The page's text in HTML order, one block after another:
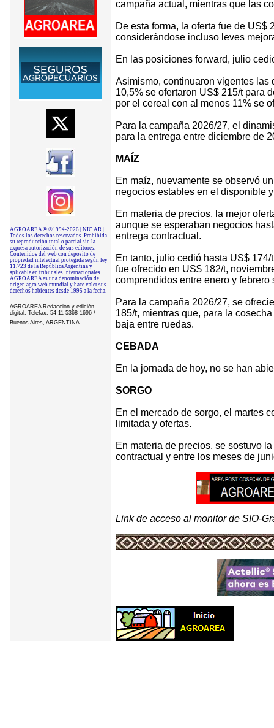
AGROAREA ® ©1994-2026 | NIC.AR |
Todos los derechos reservados. Prohibida
su reproducción total o parcial sin la
expresa autorización de sus editores.
Contenidos del web con deposito de
propiedad intelectual protegida según ley
11.723 de la República Argentina y
aplicable en tribunales Internacionales.
AGROAREA es una denominación de
origen agro web mundial y hace valer sus
derechos habientes desde 1995 a la fecha.
AGROAREA Redacción y edición
digital: Telefax: 54-11-5368-1696 /
Buenos Aires, ARGENTINA.
campaña actual, mientras que las
De esta forma, la oferta fue de
considerándose incluso leves
En las posiciones forward, julio
Asimismo, continuaron vigentes las
10,5% se ofertaron US$ 215/t para
por el cereal con al menos 11% se
Para la campaña 2026/27, el
para la entrega entre diciembre de
MAÍZ
En maíz, nuevamente se observó
negocios estables en el disponible
En materia de precios, la mejor
aunque se esperaban negocios
entrega contractual.
En tanto, julio cedió hasta US$
fue ofrecido en US$ 182/t,
comprendidos entre enero y
Para la campaña 2026/27, se
185/t, mientras que, para la
baja entre ruedas.
CEBADA
En la jornada de hoy, no se han
SORGO
En el mercado de sorgo, el martes
limitada y ofertas.
En materia de precios, se sostuvo
contractual y entre los meses de
Link de acceso al monitor de SIO-